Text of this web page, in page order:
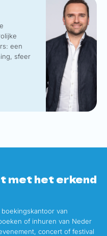
een
sfeer
met het erkend
van
of inhuren van Neder
concert of festival